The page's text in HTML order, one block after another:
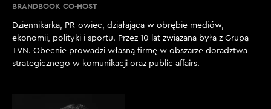
BRANDBOOK CO-HOST
Dziennikarka, PR-owiec, działająca w obrębie mediów,
ekonomii, polityki i sportu. Przez 10 lat związana była z Grupą
TVN. Obecnie prowadzi własną firmę w obszarze doradztwa
strategicznego w komunikacji oraz public affairs.